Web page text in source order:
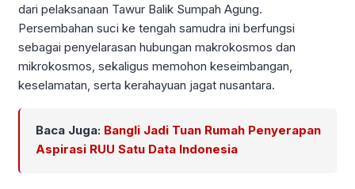
dari pelaksanaan Tawur Balik Sumpah Agung.
Persembahan suci ke tengah samudra ini berfungsi
sebagai penyelarasan hubungan makrokosmos dan
mikrokosmos, sekaligus memohon keseimbangan,
keselamatan, serta kerahayuan jagat nusantara.
Baca Juga: Bangli Jadi Tuan Rumah Penyerapan
Aspirasi RUU Satu Data Indonesia